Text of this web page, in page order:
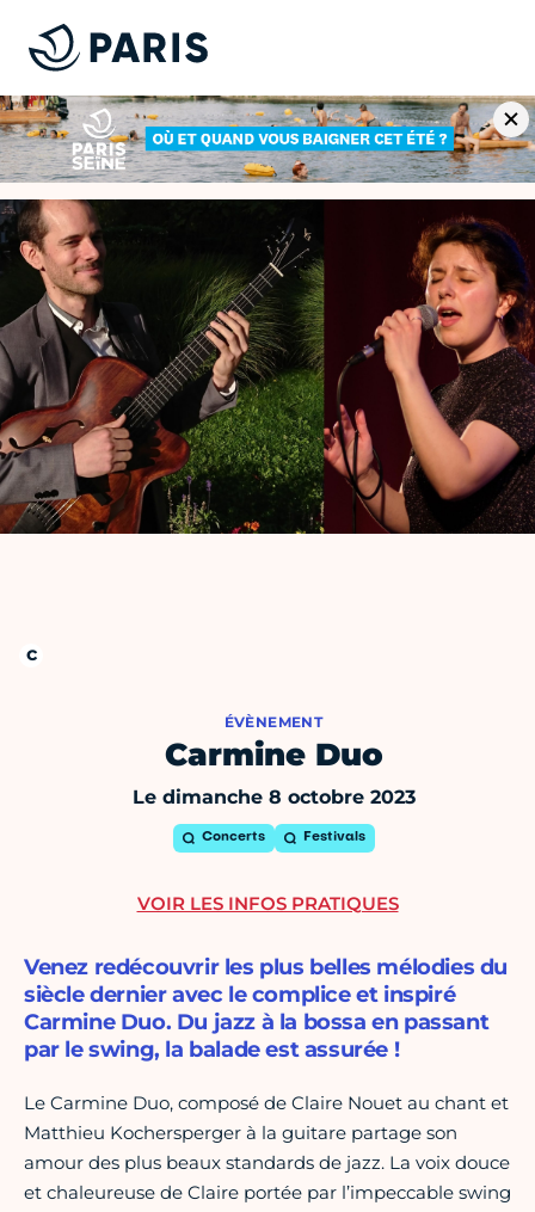
ÉVÈNEMENT
Carmine Duo
Le dimanche 8 octobre 2023
Concerts Festivals
Venez redécouvrir les plus belles mélodies du
siècle dernier avec le complice et inspiré
Carmine Duo. Du jazz à la bossa en passant
par le swing, la balade est assurée !
Le Carmine Duo, composé de Claire Nouet au chant et
Matthieu Kochersperger à la guitare partage son
amour des plus beaux standards de jazz. La voix douce
et chaleureuse de Claire portée par l’impeccable swing
VOIR LES INFOS PRATIQUES